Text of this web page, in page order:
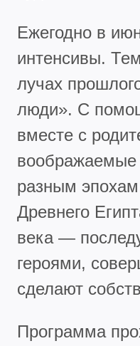
Ежегодно в
интенсивы.
лучах
люди». С
вместе с
воображаемые
разным
Древнего
века —
героями,
сделают
Программа